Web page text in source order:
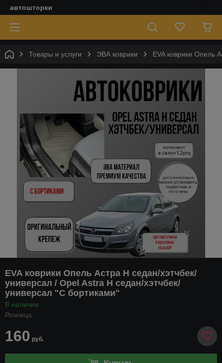
автошторки
Товары и услуги ЭВА коврики EVA коврики Опель
EVA коврики Опель Астра H седан/хэтчбек/
универсал / Opel Astra H седан/хэтчбек/
универсал "С бортиками"
В наличии
Розница
160 руб.